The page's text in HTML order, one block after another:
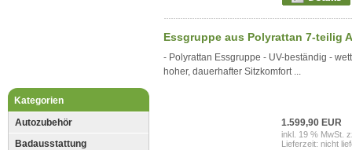
Kategorien
Autozubehör
Badausstattung
Essgruppe aus Polyrattan 7-teilig
- Polyrattan Essgruppe - UV-beständig -
hoher, dauerhafter Sitzkomfort ...
1.599,90 EUR
inkl. 19 % MwSt.
Lieferzeit: nicht